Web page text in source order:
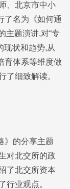
、北京市中小
了名为《如何通
主题演讲,对“专
现状和趋势,从
育体系等维度做
了细致解读。
》的分享主题
对北交所的政
了北交所资本
行业观点。